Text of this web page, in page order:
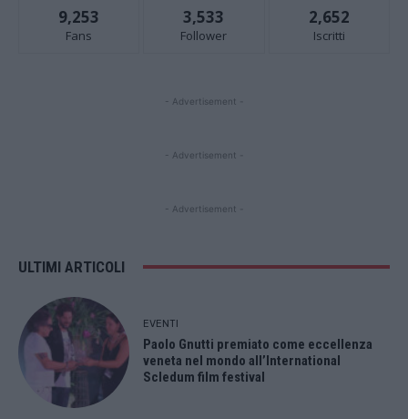
9,253
Fans
3,533
Follower
2,652
Iscritti
- Advertisement -
- Advertisement -
- Advertisement -
ULTIMI ARTICOLI
EVENTI
Paolo Gnutti premiato come eccellenza
veneta nel mondo all’International
Scledum film festival